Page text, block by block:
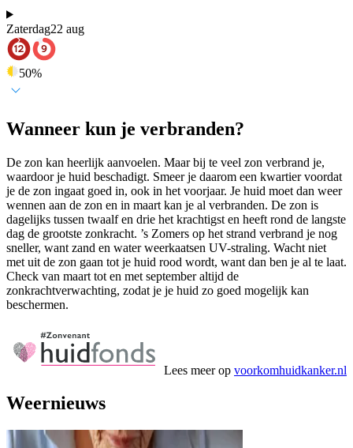
Zaterdag22 aug
50%
Wanneer kun je verbranden?
De zon kan heerlijk aanvoelen. Maar bij te veel zon verbrand je,
waardoor je huid beschadigt. Smeer je daarom een kwartier voordat
je de zon ingaat goed in, ook in het voorjaar. Je huid moet dan weer
wennen aan de zon en in maart kan je al verbranden. De zon is
dagelijks tussen twaalf en drie het krachtigst en heeft rond de langste
dag de grootste zonkracht. ’s Zomers op het strand verbrand je nog
sneller, want zand en water weerkaatsen UV-straling. Wacht niet
met uit de zon gaan tot je huid rood wordt, want dan ben je al te laat.
Check van maart tot en met september altijd de
zonkrachtverwachting, zodat je je huid zo goed mogelijk kan
beschermen.
Lees meer op voorkomhuidkanker.nl
Weernieuws